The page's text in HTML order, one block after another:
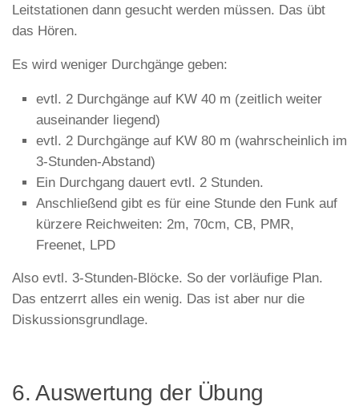
Leitstationen dann gesucht werden müssen. Das übt
das Hören.
Es wird weniger Durchgänge geben:
evtl. 2 Durchgänge auf KW 40 m (zeitlich weiter
auseinander liegend)
evtl. 2 Durchgänge auf KW 80 m (wahrscheinlich im
3-Stunden-Abstand)
Ein Durchgang dauert evtl. 2 Stunden.
Anschließend gibt es für eine Stunde den Funk auf
kürzere Reichweiten: 2m, 70cm, CB, PMR,
Freenet, LPD
Also evtl. 3-Stunden-Blöcke. So der vorläufige Plan.
Das entzerrt alles ein wenig. Das ist aber nur die
Diskussionsgrundlage.
6. Auswertung der Übung